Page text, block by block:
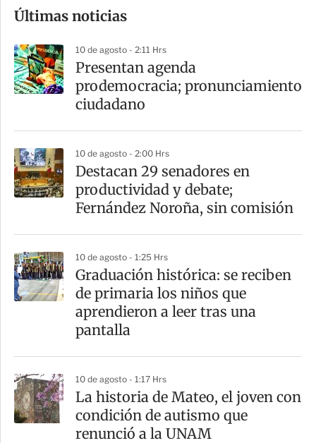
m
a
r
t
Últimas noticias
10 de agosto - 2:11 Hrs
Presentan agenda
prodemocracia; pronunciamiento
ciudadano
10 de agosto - 2:00 Hrs
Destacan 29 senadores en
productividad y debate;
Fernández Noroña, sin comisión
10 de agosto - 1:25 Hrs
Graduación histórica: se reciben
de primaria los niños que
aprendieron a leer tras una
pantalla
10 de agosto - 1:17 Hrs
La historia de Mateo, el joven con
condición de autismo que
renunció a la UNAM